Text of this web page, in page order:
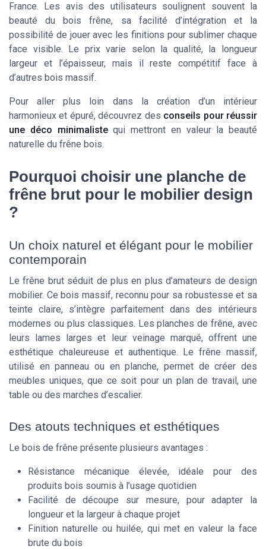
France. Les avis des utilisateurs soulignent souvent la
beauté du bois frêne, sa facilité d’intégration et la
possibilité de jouer avec les finitions pour sublimer chaque
face visible. Le prix varie selon la qualité, la longueur
largeur et l’épaisseur, mais il reste compétitif face à
d’autres bois massif.
Pour aller plus loin dans la création d’un intérieur
harmonieux et épuré, découvrez des conseils pour réussir
une déco minimalistequi mettront en valeur la beauté
naturelle du frêne bois.
Pourquoi choisir une planche de
frêne brut pour le mobilier design
?
Un choix naturel et élégant pour le mobilier
contemporain
Le frêne brut séduit de plus en plus d’amateurs de design
mobilier. Ce bois massif, reconnu pour sa robustesse et sa
teinte claire, s’intègre parfaitement dans des intérieurs
modernes ou plus classiques. Les planches de frêne, avec
leurs lames larges et leur veinage marqué, offrent une
esthétique chaleureuse et authentique. Le frêne massif,
utilisé en panneau ou en planche, permet de créer des
meubles uniques, que ce soit pour un plan de travail, une
table ou des marches d’escalier.
Des atouts techniques et esthétiques
Le bois de frêne présente plusieurs avantages :
Résistance mécanique élevée, idéale pour des
produits bois soumis à l’usage quotidien
Facilité de découpe sur mesure, pour adapter la
longueur et la largeur à chaque projet
Finition naturelle ou huilée, qui met en valeur la face
brute du bois